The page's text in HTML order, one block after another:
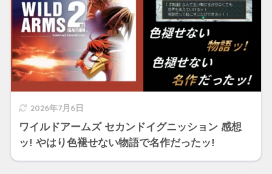
2026年7月6日
ワイルドアームズ セカンドイグニッション 感想
ッ! やはり色褪せない物語で名作だったッ!